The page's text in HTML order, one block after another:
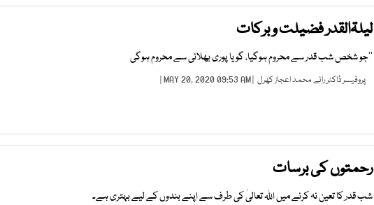
لیلۃالقدر فضیلت و برکات
’’جو شخص شب قدر سے محروم ہوگیا، گویا پوری بھلائی سے محروم ہوگی
پروفیسر ڈاکٹر رائے محمد اعجاز کھرل | MAY 20, 2020 09:53 AM |
رحمتوں کی برسات
شب قدر کا تعین نہ کرنے میں اللہ تعالیٰ کی طرف سے اپنے بندوں کے لیے بہتری ہے۔